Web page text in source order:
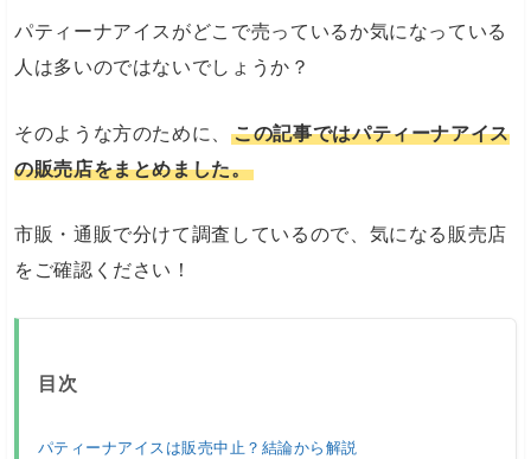
パティーナアイスがどこで売っているか気になっている
人は多いのではないでしょうか？
そのような方のために、この記事ではパティーナアイス
の販売店をまとめました。
市販・通販で分けて調査しているので、気になる販売店
をご確認ください！
目次
パティーナアイスは販売中止？結論から解説